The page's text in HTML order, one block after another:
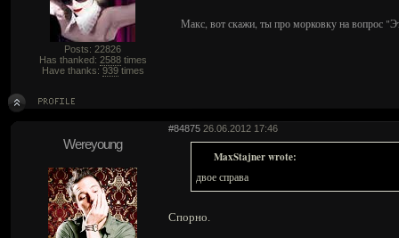
Posts: 22826
Has thanked: 2588times
Have thanks: 939times
Макс, вот скажи, ты про морковку на вопрос
#84875 26.06.2012 17:46
Wereyoung
MaxStajner wrote:
двое справа
Спорно.